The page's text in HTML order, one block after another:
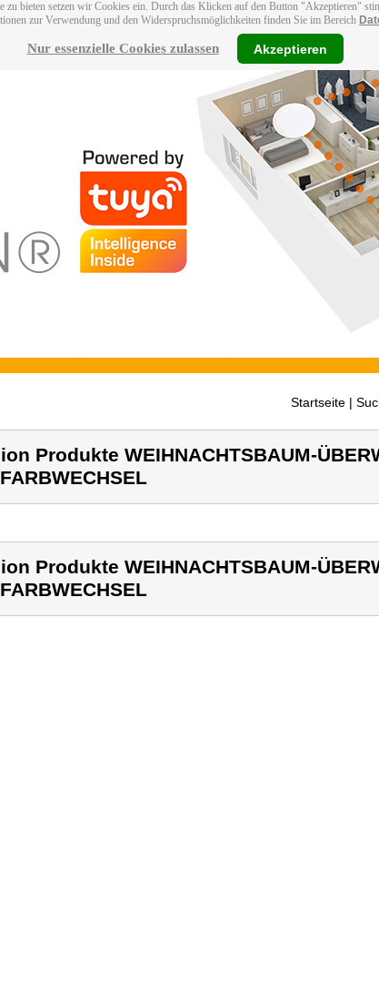
zu bieten setzen wir Cookies ein. Durch das Klicken auf den Button "Akzeptieren"
zur Verwendung und den Widerspruchsmöglichkeiten finden Sie im Bereich
Nur essenzielle Cookies zulassen Akzeptieren
Startseite |
Produkte WEIHNACHTSBAUM-
Produkte WEIHNACHTSBAUM-